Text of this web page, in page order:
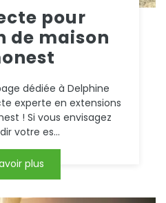
pour
de maison
dédiée à Delphine
experte en extensions
! Si vous envisagez
votre es...
plus